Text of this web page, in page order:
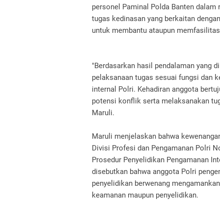
personel Paminal Polda Banten
tugas kedinasan yang berkaitan
untuk membantu ataupun
"Berdasarkan hasil pendalaman yang
pelaksanaan tugas sesuai fungsi dan
internal Polri. Kehadiran anggota
potensi konflik serta melaksanakan
Maruli.
Maruli menjelaskan bahwa
Divisi Profesi dan Pengamanan Polri
Prosedur Penyelidikan Pengamanan
disebutkan bahwa anggota Polri
penyelidikan berwenang
keamanan maupun penyelidikan.